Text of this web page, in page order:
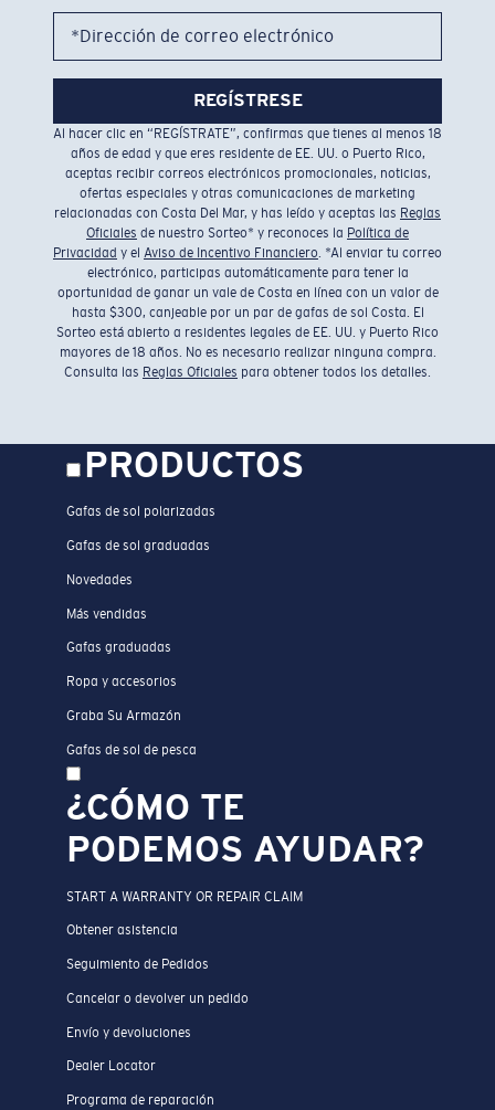
*Dirección de correo electrónico
REGÍSTRESE
Al hacer clic en “REGÍSTRATE”, confirmas que tienes al menos 18
años de edad y que eres residente de EE. UU. o Puerto Rico,
aceptas recibir correos electrónicos promocionales, noticias,
ofertas especiales y otras comunicaciones de marketing
relacionadas con Costa Del Mar, y has leído y aceptas las Reglas
Oficiales de nuestro Sorteo* y reconoces la Política de
Privacidad y el Aviso de Incentivo Financiero. *Al enviar tu correo
electrónico, participas automáticamente para tener la
oportunidad de ganar un vale de Costa en línea con un valor de
hasta $300, canjeable por un par de gafas de sol Costa. El
Sorteo está abierto a residentes legales de EE. UU. y Puerto Rico
mayores de 18 años. No es necesario realizar ninguna compra.
Consulta las Reglas Oficiales para obtener todos los detalles.
PRODUCTOS
Gafas de sol polarizadas
Gafas de sol graduadas
Novedades
Más vendidas
Gafas graduadas
Ropa y accesorios
Graba Su Armazón
Gafas de sol de pesca
¿CÓMO TE
PODEMOS AYUDAR?
START A WARRANTY OR REPAIR CLAIM
Obtener asistencia
Seguimiento de Pedidos
Cancelar o devolver un pedido
Envío y devoluciones
Dealer Locator
Programa de reparación